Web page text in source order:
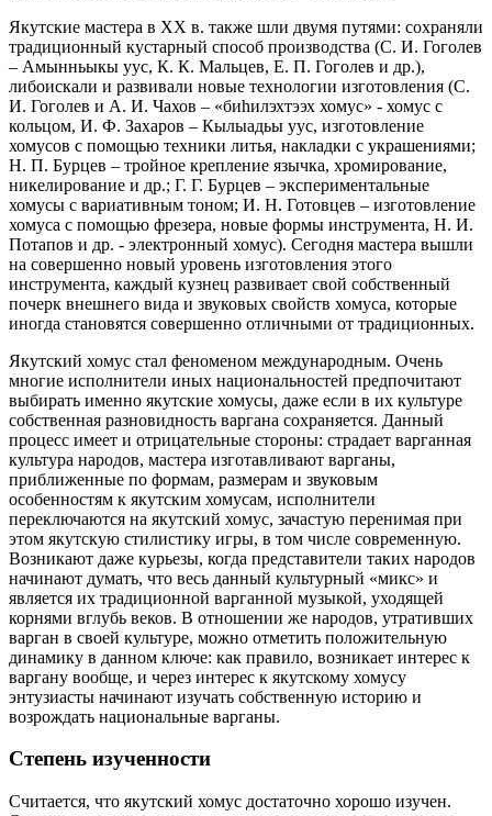
Якутские мастера в ХХ в. также шли двумя путями: сохраняли
традиционный кустарный способ производства (С. И. Гоголев
– Амынньыкы уус, К. К. Мальцев, Е. П. Гоголев и др.),
либоискали и развивали новые технологии изготовления (С.
И. Гоголев и А. И. Чахов – «биһилэхтээх хомус» - хомус с
кольцом, И. Ф. Захаров – Кылыадьы уус, изготовление
хомусов с помощью техники литья, накладки с украшениями;
Н. П. Бурцев – тройное крепление язычка, хромирование,
никелирование и др.; Г. Г. Бурцев – экспериментальные
хомусы с вариативным тоном; И. Н. Готовцев – изготовление
хомуса с помощью фрезера, новые формы инструмента, Н. И.
Потапов и др. - электронный хомус). Сегодня мастера вышли
на совершенно новый уровень изготовления этого
инструмента, каждый кузнец развивает свой собственный
почерк внешнего вида и звуковых свойств хомуса, которые
иногда становятся совершенно отличными от традиционных.
Якутский хомус стал феноменом международным. Очень
многие исполнители иных национальностей предпочитают
выбирать именно якутские хомусы, даже если в их культуре
собственная разновидность варгана сохраняется. Данный
процесс имеет и отрицательные стороны: страдает варганная
культура народов, мастера изготавливают варганы,
приближенные по формам, размерам и звуковым
особенностям к якутским хомусам, исполнители
переключаются на якутский хомус, зачастую перенимая при
этом якутскую стилистику игры, в том числе современную.
Возникают даже курьезы, когда представители таких народов
начинают думать, что весь данный культурный «микс» и
является их традиционной варганной музыкой, уходящей
корнями вглубь веков. В отношении же народов, утративших
варган в своей культуре, можно отметить положительную
динамику в данном ключе: как правило, возникает интерес к
варгану вообще, и через интерес к якутскому хомусу
энтузиасты начинают изучать собственную историю и
возрождать национальные варганы.
Степень изученности
Считается, что якутский хомус достаточно хорошо изучен.